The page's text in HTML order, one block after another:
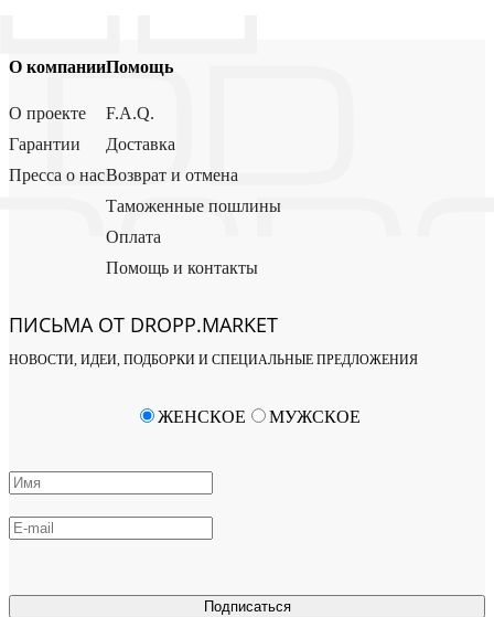
О компании
О проекте
Гарантии
Пресса о нас
Помощь
F.A.Q.
Доставка
Возврат и отмена
Таможенные пошлины
Оплата
Помощь и контакты
ПИСЬМА ОТ DROPP.MARKET
НОВОСТИ, ИДЕИ, ПОДБОРКИ И СПЕЦИАЛЬНЫЕ ПРЕДЛОЖЕНИЯ
Подписаться
ЖЕНСКОЕ МУЖСКОЕ